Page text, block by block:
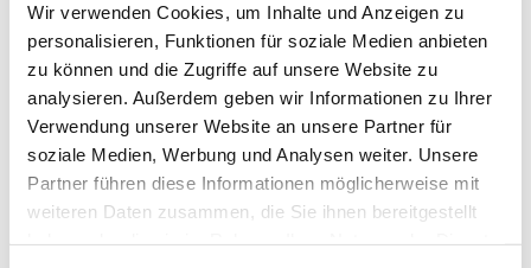
Wir verwenden Cookies, um Inhalte und Anzeigen zu
personalisieren, Funktionen für soziale Medien anbieten
zu können und die Zugriffe auf unsere Website zu
analysieren. Außerdem geben wir Informationen zu Ihrer
Verwendung unserer Website an unsere Partner für
soziale Medien, Werbung und Analysen weiter. Unsere
Partner führen diese Informationen möglicherweise mit
weiteren Daten zusammen, die Sie ihnen bereitgestellt